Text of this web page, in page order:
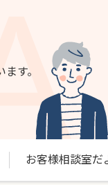
す。
お客様相談室だ